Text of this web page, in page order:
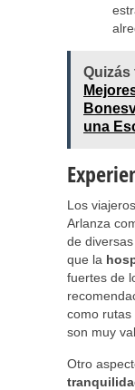
Quizás
una
Los
Arlanza
de
que la
fuertes de
como rutas
son muy
Otro